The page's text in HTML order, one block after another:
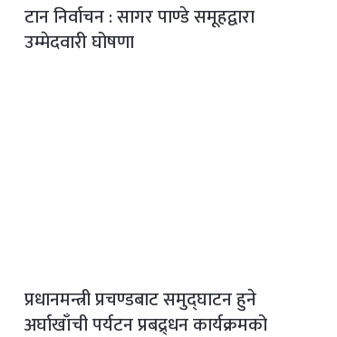
टान निर्वाचन : सागर पाण्डे समूहद्वारा
उम्मेदवारी घोषणा
प्रधानमन्त्री प्रचण्डबाट समुद्घाटन हुने
अर्घाखाँची पर्यटन प्रबद्र्धन कार्यक्रमको